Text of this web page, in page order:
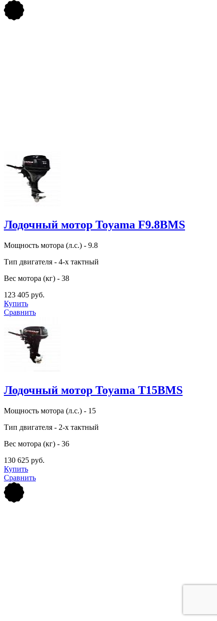
Лодочный мотор Toyama F9.8BMS
Мощность мотора (л.с.) - 9.8
Тип двигателя - 4-х тактный
Вес мотора (кг) - 38
123 405 руб.
Купить
Сравнить
Лодочный мотор Toyama T15BMS
Мощность мотора (л.с.) - 15
Тип двигателя - 2-х тактный
Вес мотора (кг) - 36
130 625 руб.
Купить
Сравнить